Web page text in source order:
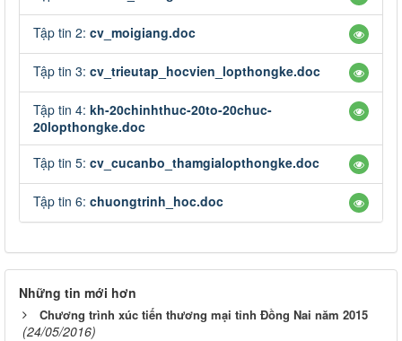
Tập tin 2: cv_moigiang.doc
Tập tin 3: cv_trieutap_hocvien_lopthongke.doc
Tập tin 4: kh-20chinhthuc-20to-20chuc-
20lopthongke.doc
Tập tin 5: cv_cucanbo_thamgialopthongke.doc
Tập tin 6: chuongtrinh_hoc.doc
Những tin mới hơn
Chương trình xúc tiến thương mại tỉnh Đồng Nai năm 2015
(24/05/2016)